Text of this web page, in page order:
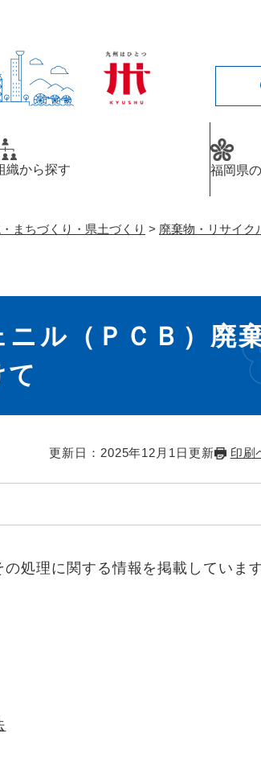
織から探す 福岡県
まちづくり・県土づくり > 廃棄物・リサイク
ル（ＰＣＢ）廃
更新日：2025年12月1日更新 印刷
処理に関する情報を掲載しています